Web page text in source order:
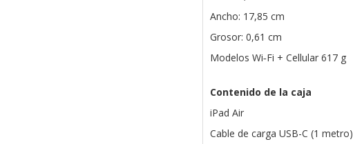
Ancho: 17,85 cm
Grosor: 0,61 cm
Modelos Wi‑Fi + Cellular 617 g
Contenido de la caja
iPad Air
Cable de carga USB-C (1 metro)